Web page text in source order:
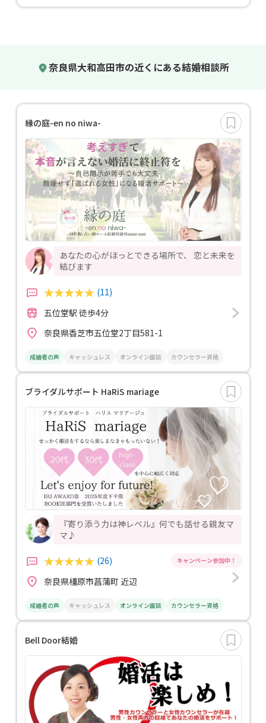
奈良県大和高田市の近くにある結婚相談所
縁の庭-en no niwa-
あなたの心がほっとできる場所で、 恋と未来を
結びます
(11)
五位堂駅 徒歩4分
奈良県香芝市五位堂2丁目581-1
成婚者の声 キャッシュレス オンライン面談 カウンセラー資格
ブライダルサポート HaRiS mariage
『寄り添う力は神レベル』何でも話せる親友マ
マ♪
(26)
奈良県橿原市菖蒲町 近辺
成婚者の声 キャッシュレス オンライン面談 カウンセラー資格
Bell Door結婚